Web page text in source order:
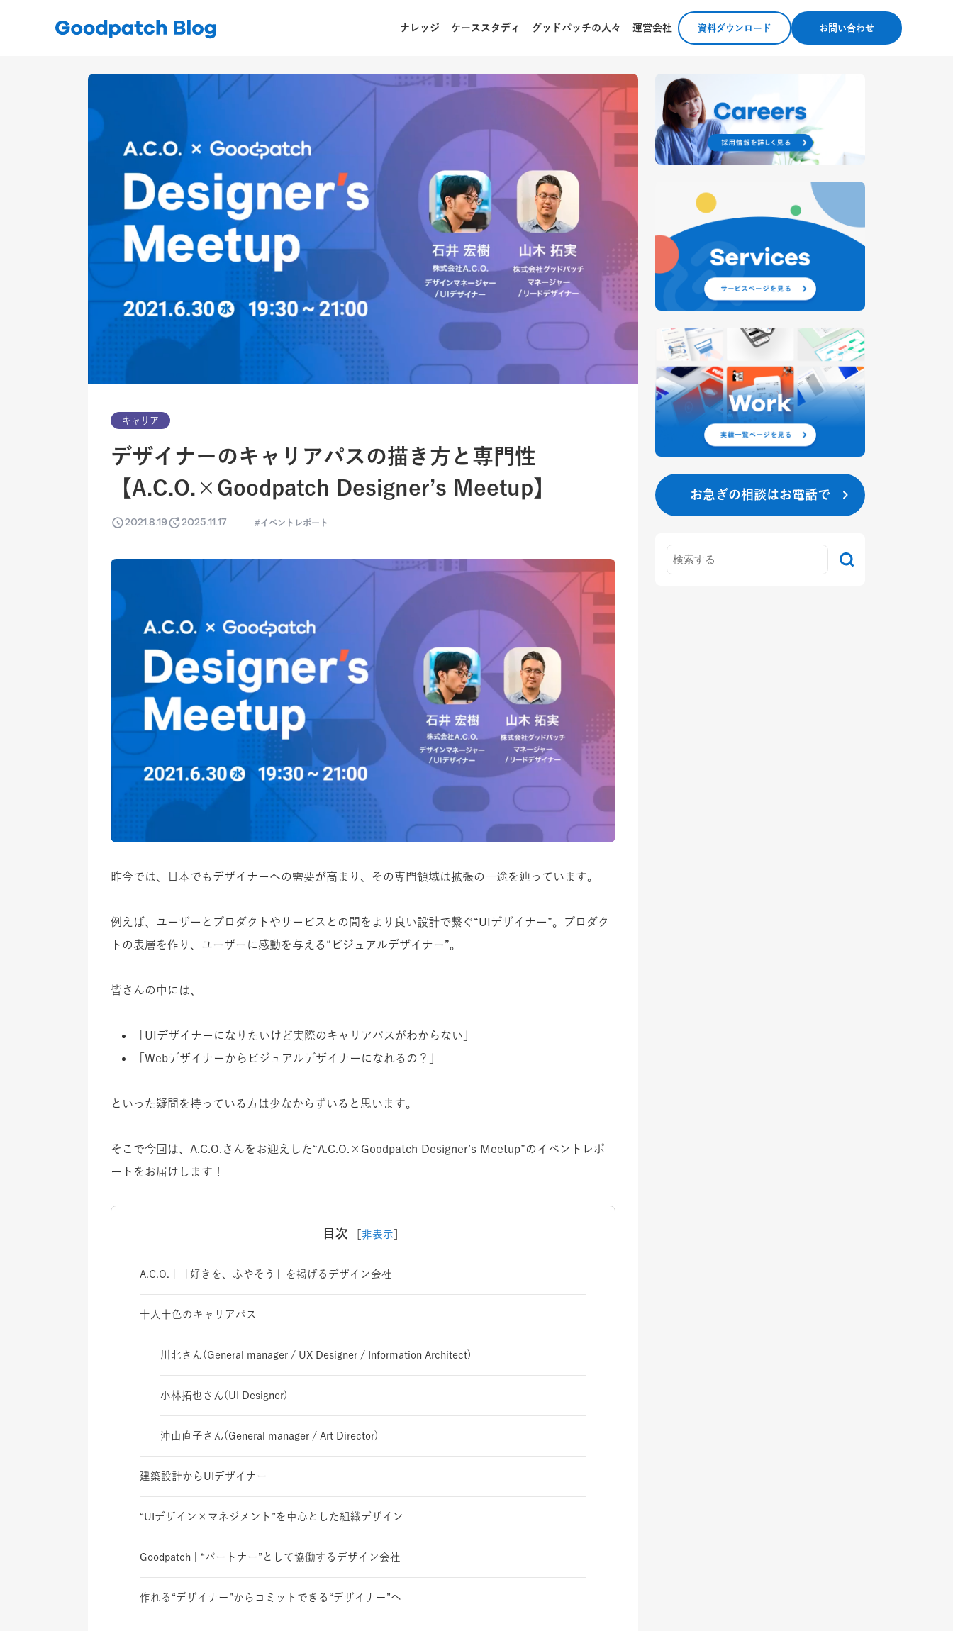
ナレッジ ケーススタディ グッドパッチの人々 運営会社 資料ダウンロード お問い合わせ
キャリア
デザイナーのキャリアパスの描き方と専門性
【A.C.O.×Goodpatch Designer’s Meetup】
2021.8.19 2025.11.17 イベントレポート
昨今では、日本でもデザイナーへの需要が高まり、その専門領域は拡張の一途を辿っています。
例えば、ユーザーとプロダクトやサービスとの間をより良い設計で繋ぐ“UIデザイナー”。プロダク
トの表層を作り、ユーザーに感動を与える“ビジュアルデザイナー”。
皆さんの中には、
「UIデザイナーになりたいけど実際のキャリアパスがわからない」
「Webデザイナーからビジュアルデザイナーになれるの？」
といった疑問を持っている方は少なからずいると思います。
そこで今回は、A.C.O.さんをお迎えした“A.C.O.×Goodpatch Designer’s Meetup”のイベントレポ
ートをお届けします！
目次 非表示
A.C.O. | 「好きを、ふやそう」を掲げるデザイン会社
十人十色のキャリアパス
川北さん(General manager / UX Designer / Information Architect)
小林拓也さん(UI Designer)
沖山直子さん(General manager / Art Director)
建築設計からUIデザイナー
“UIデザイン×マネジメント”を中心とした組織デザイン
Goodpatch | “パートナー”として協働するデザイン会社
作れる“デザイナー”からコミットできる“デザイナー”へ
お急ぎの相談はお電話で